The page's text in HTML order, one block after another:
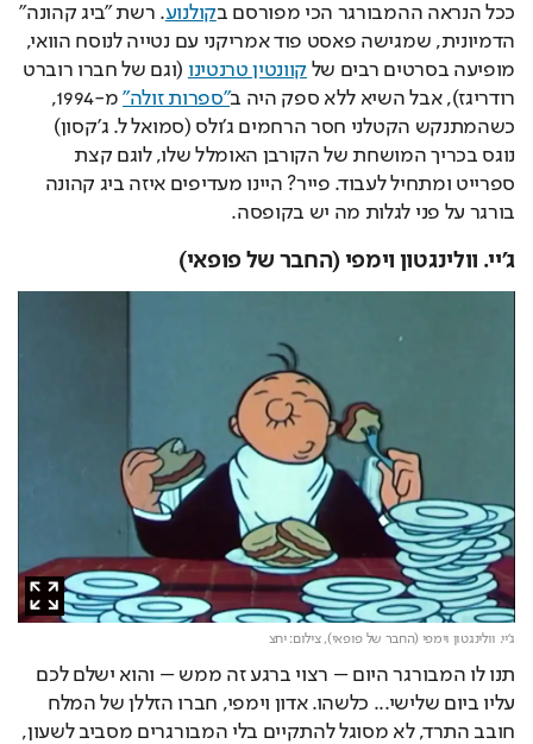
ככל הנראה ההמבורגר הכי מפורסם בקולנוע
. רשת "ביג קהונה"
מופיעה בסרטים רבים של קוונטין טרנטינו
רודריגז), אבל השיא ללא ספק היה ב"ספרות זולה"
בורגר על פני לגלות מה יש בקופסה.
ג'יי. וולינגטון וימפי (החבר של פופאי)
ג'יי. וולינגטון וימפי (החבר של פופאי),צילום: יחצ